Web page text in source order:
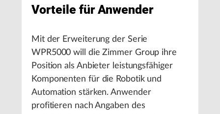
Vorteile für Anwender
Mit der Erweiterung der Serie
WPR5000 will die Zimmer Group ihre
Position als Anbieter leistungsfähiger
Komponenten für die Robotik und
Automation stärken. Anwender
profitieren nach Angaben des